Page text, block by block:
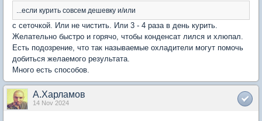
...если курить совсем дешевку и/или
с сеточкой. Или не чистить. Или 3 - 4 раза в день курить.
Желательно быстро и горячо, чтобы конденсат лился и хлюпал.
Есть подозрение, что так называемые охладители могут помочь
добиться желаемого результата.
Много есть способов.
А.Харламов
14 Nov 2024